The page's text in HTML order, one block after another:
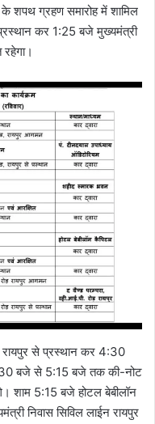
शपथ ग्रहण समारोह में शामिल
कर 1:25 बजे मुख्यमंत्री
रायपुर से प्रस्थान कर 4:30
बजे से 5:15 बजे तक की-नोट
शाम 5:15 बजे होटल बेबीलॉन
निवास सिविल लाईन रायपुर